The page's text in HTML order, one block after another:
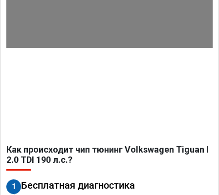
Как происходит чип тюнинг Volkswagen Tiguan I
2.0 TDI 190 л.с.?
1 Бесплатная диагностика